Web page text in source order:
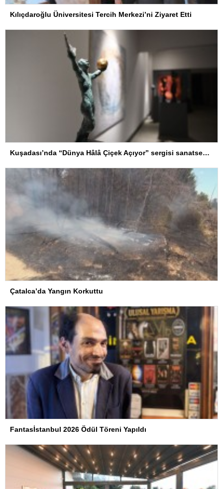
Kılıçdaroğlu Üniversitesi Tercih Merkezi’ni Ziyaret Etti
Kuşadası’nda “Dünya Hâlâ Çiçek Açıyor” sergisi sanatseverlerle buluşuyor
Çatalca’da Yangın Korkuttu
Fantasİstanbul 2026 Ödül Töreni Yapıldı